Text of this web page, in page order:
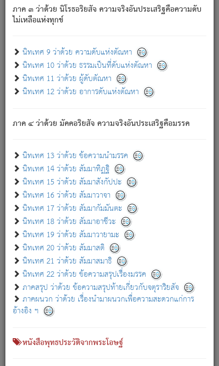
ภาค ๓ ว่าด้วย นิโรธอริยสัจ ความจริงอันประเสริฐคือความดับ
ไม่เหลือแห่งทุกข์
นิทเทศ 9 ว่าด้วย ความดับแห่งตัณหา
นิทเทศ 10 ว่าด้วย ธรรมเป็นที่ดับแห่งตัณหา
นิทเทศ 11 ว่าด้วย ผู้ดับตัณหา
นิทเทศ 12 ว่าด้วย อาการดับแห่งตัณหา
ภาค ๔ ว่าด้วย มัคคอริยสัจ ความจริงอันประเสริฐคือมรรค
นิทเทศ 13 ว่าด้วย ข้อความนำมรรค
นิทเทศ 14 ว่าด้วย สัมมาทิฏฐิ
นิทเทศ 15 ว่าด้วย สัมมาสังกัปปะ
นิทเทศ 16 ว่าด้วย สัมมาวาจา
นิทเทศ 17 ว่าด้วย สัมมากัมมันตะ
นิทเทศ 18 ว่าด้วย สัมมาอาชีวะ
นิทเทศ 19 ว่าด้วย สัมมาวายามะ
นิทเทศ 20 ว่าด้วย สัมมาสติ
นิทเทศ 21 ว่าด้วย สัมมาสมาธิ
นิทเทศ 22 ว่าด้วย ข้อความสรุปเรื่องมรรค
ภาคสรุป ว่าด้วย ข้อความสรุปท้ายเกี่ยวกับจตุราริยสัจ
ภาคผนวก ว่าด้วย เรื่องนำมาผนวกเพื่อความสะดวกแก่การ
อ้างอิง ฯ
หนังสือพุทธประวัติจากพระโอษฐ์
ภิกษุนั้น เป็นผู้ครอบงำมารได้แล้ว ชนะสงครามแล้ว ก้าวล่วง
ภพทั้งหลายทั้งปวงได้แล้ว เป็นผู้คงที่ (คือไม่เปลี่ยนแปลงอีกต่อ
- อุ.ขุ. ๒๕/๑๒๑/๘๔.
(ข้อความนี้ เป็นพระพุทธอุทานที่ทรงเปล่งออก ที่โคนต้นโพธิ์
เป็นที่ตรัสรู้ เมื่อตรัสรู้แล้วได้ 7 วัน)
เกี่ยวกับธรรมโฆษณ์ออนไลน์ (Disclaimer)
แม้ระบบ "ธรรมโฆษณ์ออนไลน์" พยายามปรับปรุงข้อมูลให้ถูกต้องมากที่สุด
ผู้ศึกษาก็พึงตรวจสอบกับตัวเล่มหนังสือต้นฉบับ ที่มีการพิมพ์ครั้งล่าสุด
ก่อนนำข้อมูลไปใช้ในการอ้างอิง"
เกี่ยวกับอัตถจารี|เกี่ยวกับการพัฒนา|แจ้งข้อผิดพลาด / แนะนำ
หนังสือที่เกี่ยวข้อง